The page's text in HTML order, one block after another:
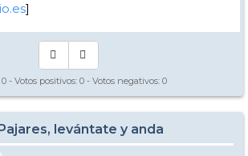
]
0 - Votos positivos: 0 - Votos negativos: 0
levántate y anda